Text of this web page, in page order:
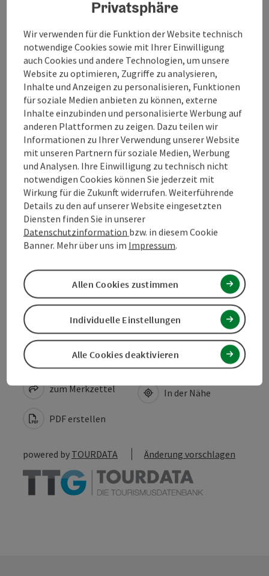
Zimmer / Ferienwohnungen
Preise
Verpflegung
Anreise/Lage
Öffnungszeiten
Eignung
Barrierefreiheit
Beitrag merken
zum Merkzettel
PDF erstellen
Beitrag drucken
In der Nähe
powered by TOURDATA Änderung vorschlagen
Privatsphäre
Wir verwenden für die Funktion der Website technisch
notwendige Cookies sowie mit Ihrer Einwilligung
auch Cookies und andere Technologien, um unsere
Website zu optimieren, Zugriffe zu analysieren,
Inhalte und Anzeigen zu personalisieren, Funktionen
für soziale Medien anbieten zu können, externe
Inhalte einzubinden und personalisierte Werbung auf
anderen Plattformen zu zeigen. Dazu teilen wir
Informationen zu Ihrer Verwendung unserer Website
mit unseren Partnern für soziale Medien, Werbung
und Analysen. Ihre Einwilligung zu technisch nicht
notwendigen Cookies können Sie jederzeit mit
Wirkung für die Zukunft widerrufen. Weiterführende
Details zu den auf unserer Website eingesetzten
Diensten finden Sie in unserer
Datenschutzinformation bzw. in diesem Cookie
Banner. Mehr über uns im Impressum.
Alle Cookies deaktivieren
Individuelle Einstellungen
Allen Cookies zustimmen